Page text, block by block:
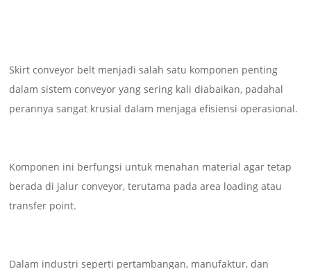
Skirt conveyor belt menjadi salah satu komponen penting
dalam sistem conveyor yang sering kali diabaikan, padahal
perannya sangat krusial dalam menjaga efisiensi operasional.
Komponen ini berfungsi untuk menahan material agar tetap
berada di jalur conveyor, terutama pada area loading atau
transfer point.
Dalam industri seperti pertambangan, manufaktur, dan